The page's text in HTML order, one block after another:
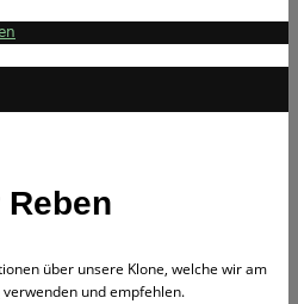
über unsere Klone, welche wir am
verwenden und empfehlen.